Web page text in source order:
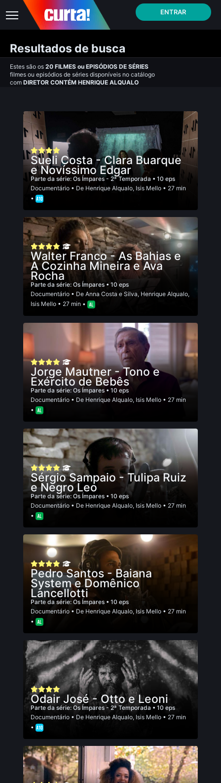
ENTRAR
Resultados de busca
Estes são os 20 FILMES ou EPISÓDIOS DE SÉRIES
filmes ou episódios de séries disponíveis no catálogo
com DIRETOR CONTÉM HENRIQUE ALQUALO
Sueli Costa - Clara Buarque
e Novíssimo Edgar
Parte da série: Os Ímpares - 2ª Temporada • 10 eps
Documentário • De Henrique Alqualo, Isis Mello • 27 min
•
Walter Franco - As Bahias e
A Cozinha Mineira e Ava
Rocha
Parte da série: Os Ímpares • 10 eps
Documentário • De Anna Costa e Silva, Henrique Alqualo,
Isis Mello • 27 min •
Jorge Mautner - Tono e
Exército de Bebês
Parte da série: Os Ímpares • 10 eps
Documentário • De Henrique Alqualo, Isis Mello • 27 min
•
Sérgio Sampaio - Tulipa Ruiz
e Negro Leo
Parte da série: Os Ímpares • 10 eps
Documentário • De Henrique Alqualo, Isis Mello • 27 min
•
Pedro Santos - Baiana
System e Domênico
Lancellotti
Parte da série: Os Ímpares • 10 eps
Documentário • De Henrique Alqualo, Isis Mello • 27 min
•
Odair José - Otto e Leoni
Parte da série: Os Ímpares - 2ª Temporada • 10 eps
Documentário • De Henrique Alqualo, Isis Mello • 27 min
•